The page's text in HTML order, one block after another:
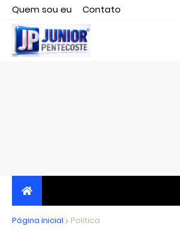
Quem sou eu
Contato
Editor responsável, jornalista Clovis
JORNALISMO INDEPENDENTE,
Página inicial Política